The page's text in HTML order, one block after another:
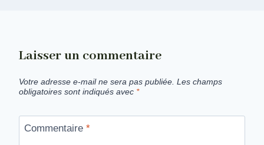
Laisser un commentaire
Votre adresse e-mail ne sera pas publiée. Les champs
obligatoires sont indiqués avec *
Commentaire *